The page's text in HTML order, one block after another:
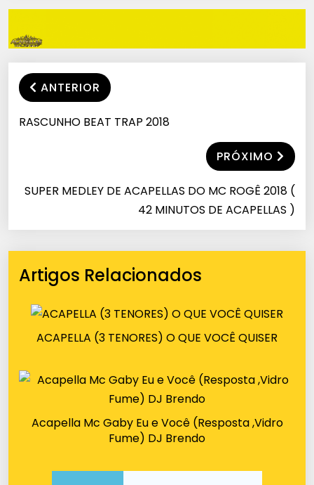
ANTERIOR
RASCUNHO BEAT TRAP 2018
PRÓXIMO
SUPER MEDLEY DE ACAPELLAS DO MC ROGÊ 2018 (
42 MINUTOS DE ACAPELLAS )
Artigos Relacionados
ACAPELLA (3 TENORES) O QUE VOCÊ QUISER
Acapella Mc Gaby Eu e Você (Resposta ,Vidro
Fume) DJ Brendo